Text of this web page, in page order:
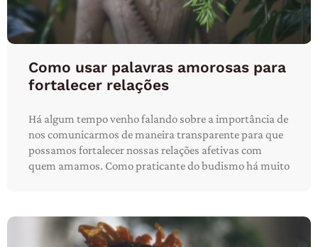
Como usar palavras amorosas para
fortalecer relações
Há algum tempo venho falando sobre a importância de
nos comunicarmos de maneira transparente para que
possamos fortalecer nossas relações afetivas com
quem amamos. Como praticante do budismo há muito